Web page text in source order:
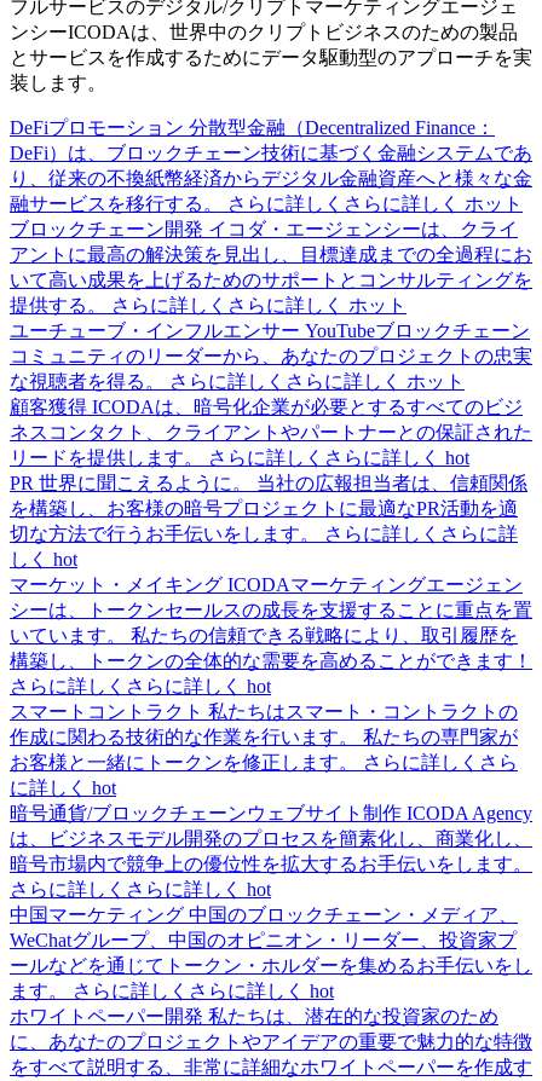
フルサービスのデジタル/クリプトマーケティングエージェ
ンシーICODAは、世界中のクリプトビジネスのための製品
とサービスを作成するためにデータ駆動型のアプローチを実
装します。
DeFiプロモーション 分散型金融（Decentralized Finance：
DeFi）は、ブロックチェーン技術に基づく金融システムであ
り、従来の不換紙幣経済からデジタル金融資産へと様々な金
融サービスを移行する。
さらに詳しくさらに詳しく
ホット
ブロックチェーン開発 イコダ・エージェンシーは、クライ
アントに最高の解決策を見出し、目標達成までの全過程にお
いて高い成果を上げるためのサポートとコンサルティングを
提供する。
さらに詳しくさらに詳しく
ホット
ユーチューブ・インフルエンサー YouTubeブロックチェーン
コミュニティのリーダーから、あなたのプロジェクトの忠実
な視聴者を得る。
さらに詳しくさらに詳しく
ホット
顧客獲得 ICODAは、暗号化企業が必要とするすべてのビジ
ネスコンタクト、クライアントやパートナーとの保証された
リードを提供します。
さらに詳しくさらに詳しく hot
PR 世界に聞こえるように。 当社の広報担当者は、信頼関係
を構築し、お客様の暗号プロジェクトに最適なPR活動を適
切な方法で行うお手伝いをします。
さらに詳しくさらに詳
しく hot
マーケット・メイキング ICODAマーケティングエージェン
シーは、トークンセールスの成長を支援することに重点を置
いています。 私たちの信頼できる戦略により、取引履歴を
構築し、トークンの全体的な需要を高めることができます！
さらに詳しくさらに詳しく hot
スマートコントラクト 私たちはスマート・コントラクトの
作成に関わる技術的な作業を行います。 私たちの専門家が
お客様と一緒にトークンを修正します。
さらに詳しくさら
に詳しく hot
暗号通貨/ブロックチェーンウェブサイト制作 ICODA Agency
は、ビジネスモデル開発のプロセスを簡素化し、商業化し、
暗号市場内で競争上の優位性を拡大するお手伝いをします。
さらに詳しくさらに詳しく hot
中国マーケティング 中国のブロックチェーン・メディア、
WeChatグループ、中国のオピニオン・リーダー、投資家プ
ールなどを通じてトークン・ホルダーを集めるお手伝いをし
ます。
さらに詳しくさらに詳しく hot
ホワイトペーパー開発 私たちは、潜在的な投資家のため
に、あなたのプロジェクトやアイデアの重要で魅力的な特徴
をすべて説明する、非常に詳細なホワイトペーパーを作成す